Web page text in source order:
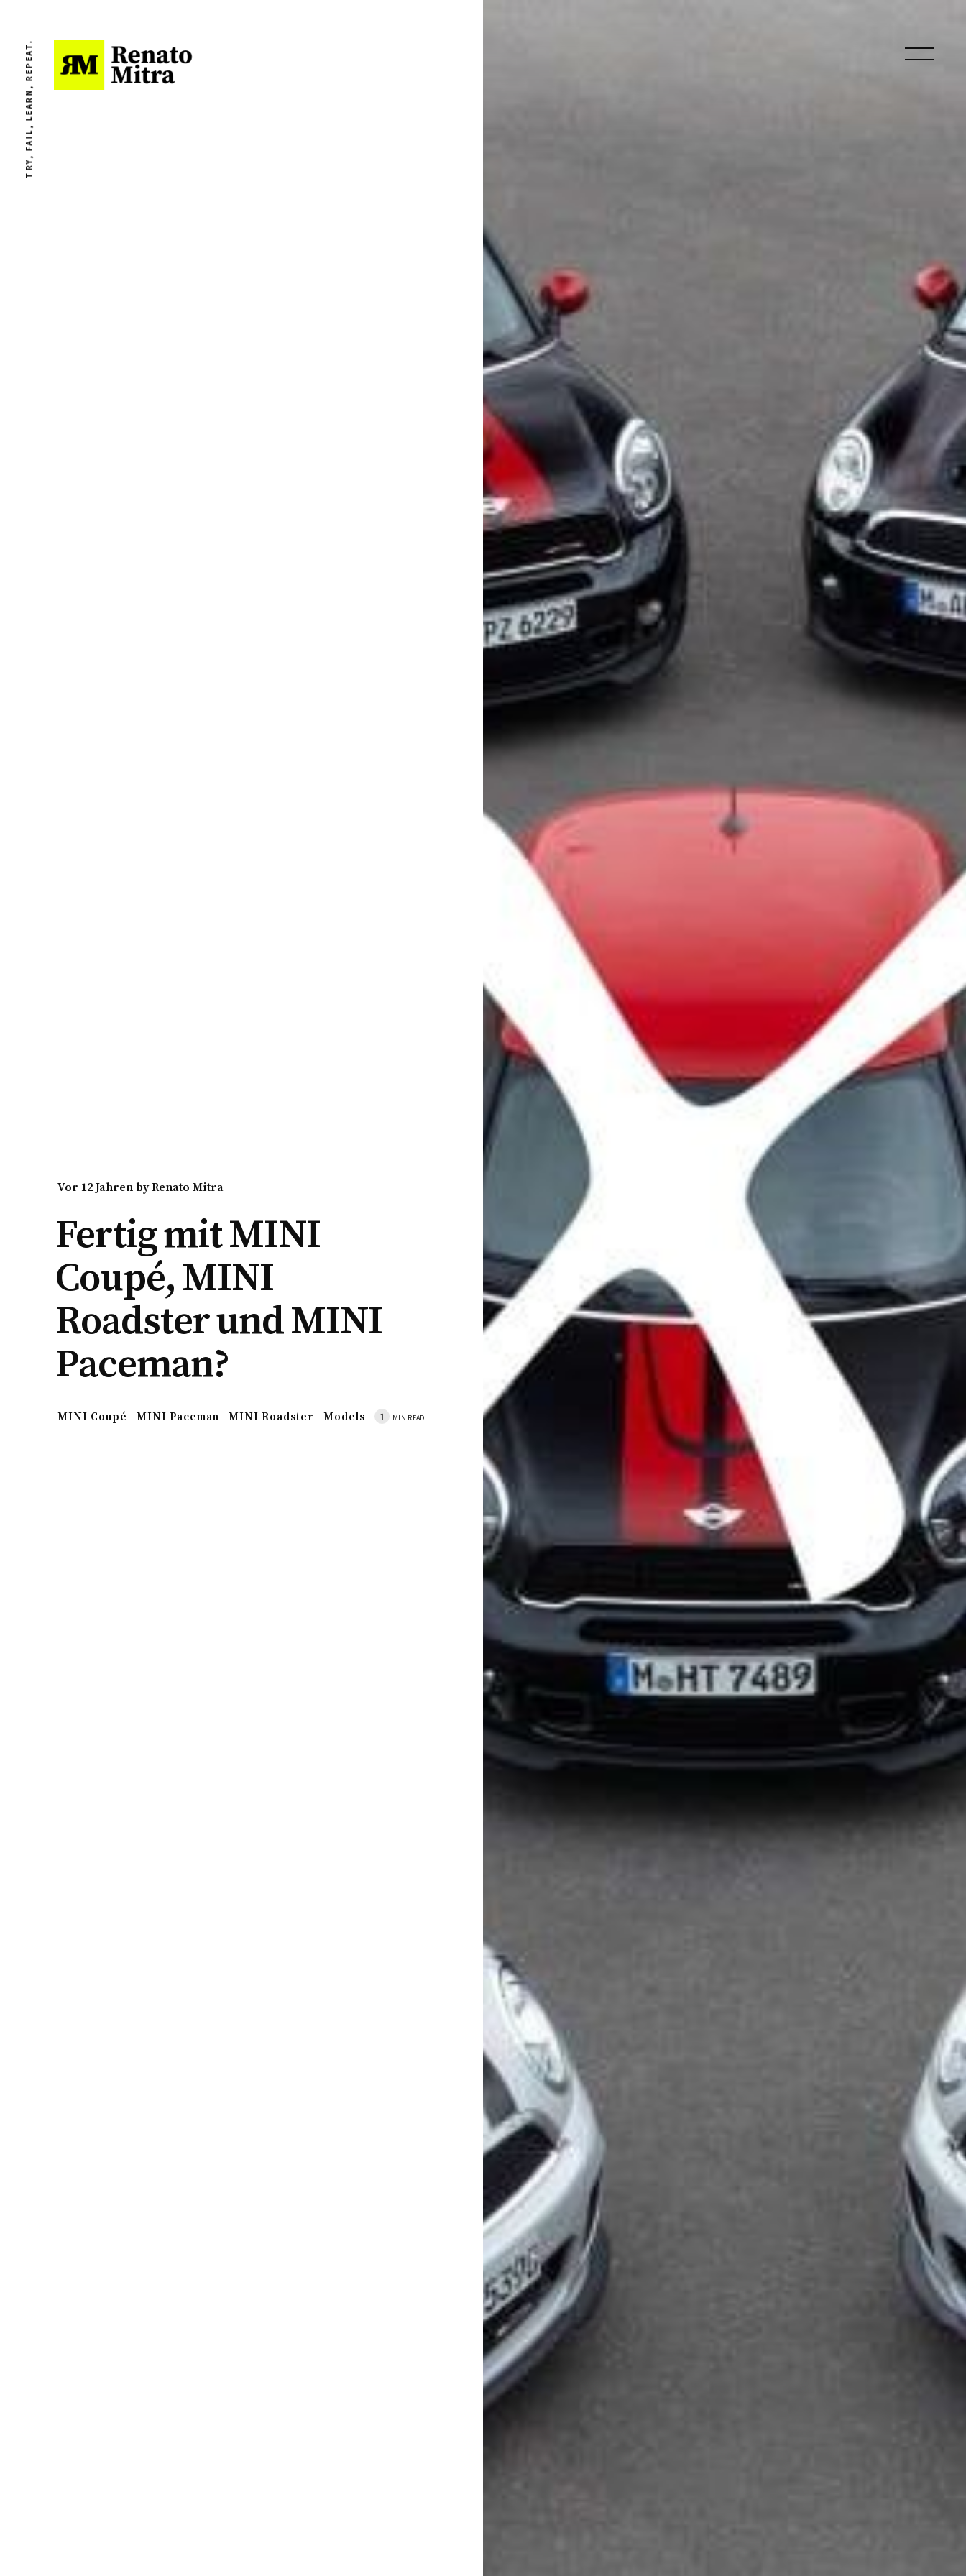
TRY, FAIL, LEARN, REPEAT.
vor 12 Jahren byRenato Mitra
Fertig mit MINI
Coupé, MINI
Roadster und MINI
Paceman?
MINI Coupé MINI Paceman MINI Roadster Models 1 MIN READ